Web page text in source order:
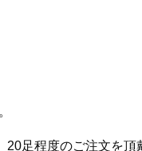
足程度のご注文を頂